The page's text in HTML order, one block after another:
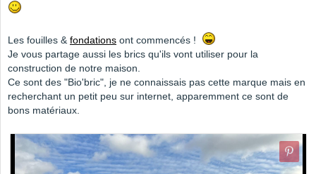
Les fouilles &fondations ont commencés !
Je vous partage aussi les brics qu'ils vont utiliser pour la
construction de notre maison.
Ce sont des "Bio'bric", je ne connaissais pas cette marque mais en
recherchant un petit peu sur internet, apparemment ce sont de
bons matériaux.